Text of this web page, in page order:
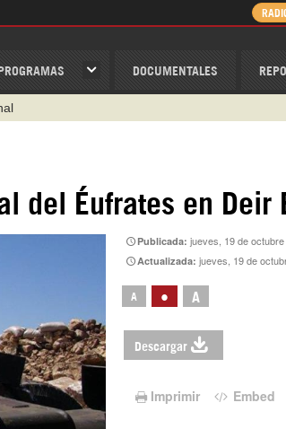
PROGRAMAS DOCUMENTALES
del Éufrates en Deir
Publicada:jueves, 19 de
Actualizada:jueves, 19 de
A • A
Descargar
Imprimir Embed